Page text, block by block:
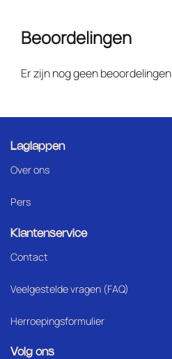
Beoordelingen
Er zijn nog geen beoordelingen
Laglappen
Over ons
Pers
Klantenservice
Contact
Veelgestelde vragen (FAQ)
Herroepingsformulier
Volg ons